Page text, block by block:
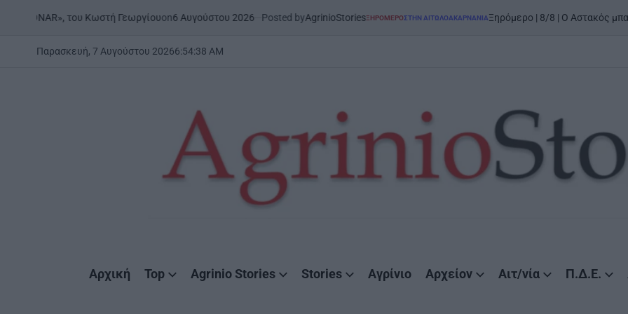
του Κωστή Γεωργίουon6 Αυγούστου 2026 Posted byAgrinioStoriesPOSTED
ΞΗΡΟΜΕΡΟΣΤΗΝ ΑΙΤΩΛΟΑΚΑΡΝΑΝΊΑΞηρόμερο | 8/8 | Ο Αστακός μπαίνει
Παρασκευή, 7 Αυγούστου 20266:54:38 AM
Αρχική Top Agrinio Stories Stories Αγρίνιο Αρχείον Αιτ/νία Π.Δ.Ε.